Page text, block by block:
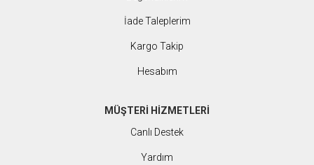
İade Taleplerim
Kargo Takip
Hesabım
MÜŞTERİ HİZMETLERİ
Canlı Destek
Yardım